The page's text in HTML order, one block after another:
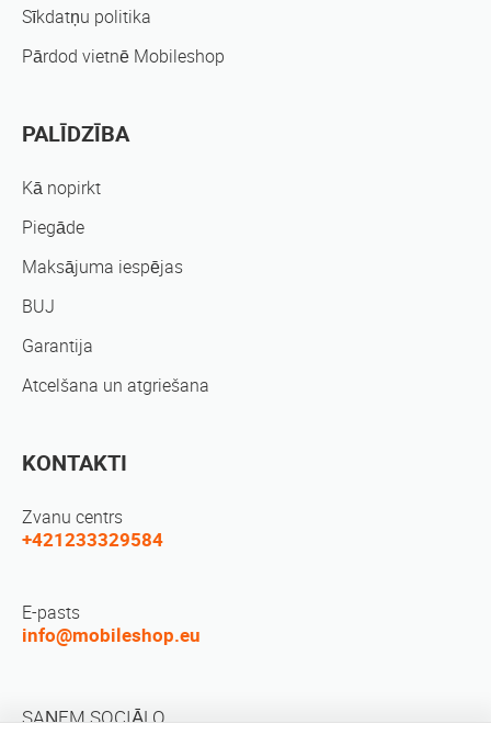
Sīkdatņu politika
Pārdod vietnē Mobileshop
PALĪDZĪBA
Kā nopirkt
Piegāde
Maksājuma iespējas
BUJ
Garantija
Atcelšana un atgriešana
KONTAKTI
Zvanu centrs
+421233329584
E-pasts
info@mobileshop.eu
SAŅEM SOCIĀLO